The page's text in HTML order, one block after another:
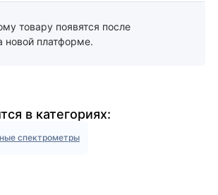
товару появятся после
новой платформе.
в категориях:
спектрометры